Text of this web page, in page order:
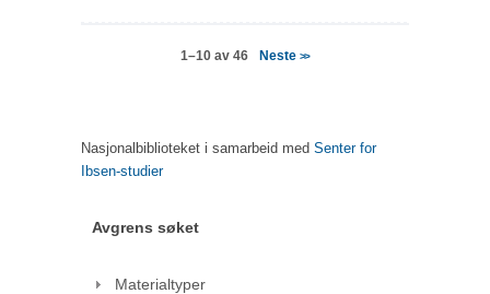
1–10 av 46 Neste>>
Nasjonalbiblioteket i samarbeid med Senter for
Ibsen-studier
Avgrens søket
Materialtyper